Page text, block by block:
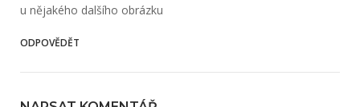
u nějakého dalšího obrázku
ODPOVĚDĚT